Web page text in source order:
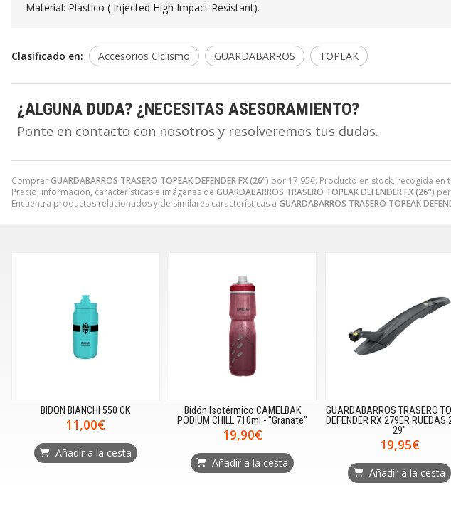
ComprarGUARDABARROS TRASERO TOPEAK DEFENDER FX (26”) por 17,95€. Producto en stock, recogida en
Precio, información, características e imágenes de GUARDABARROS TRASERO TOPEAK DEFENDER FX (26”)
Encuentra productos relacionados y de similares características a GUARDABARROS TRASERO TOPEAK
Material: Plástico ( Injected High Impact Resistant).
Clasificado en: Accesorios Ciclismo GUARDABARROS TOPEAK
¿ALGUNA DUDA? ¿NECESITAS ASESORAMIENTO?
Ponte en contacto con nosotros y resolveremos tus dudas.
BIDON BIANCHI 550 CK
11,00€
Añadir a la cesta
Bidón Isotérmico CAMELBAK
PODIUM CHILL 710ml - "Granate"
19,90€
Añadir a la cesta
GUARDABARROS TRASERO
DEFENDER RX 279ER RUEDAS
29"
19,95€
Añadir a la cesta